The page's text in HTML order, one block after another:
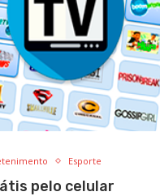
Esporte
pelo celular